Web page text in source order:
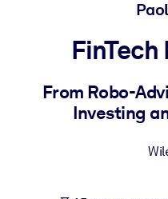
ПО СИСТЕМАМ
Интегрируйте краткие
лучших результатов
Для корпоративных
From Robo-
Investing